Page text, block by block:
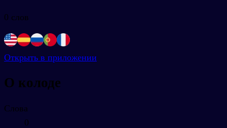
0 слов
Открыть в приложении
О колоде
Слова
0